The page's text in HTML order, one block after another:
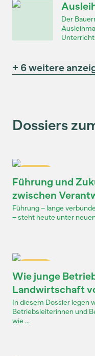
Der
+ 6 weitere
Dossiers
Führung und
zwischen
Führung – lange
– steht heute unter
Wie junge
Landwirtschaft
In diesem Dossier legen
Betriebsleiterinnen und
wie ...